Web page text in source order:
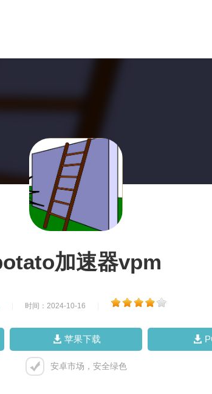
加速器vpm
时间：2024-10-16
苹果下载
安卓市场，安全绿色